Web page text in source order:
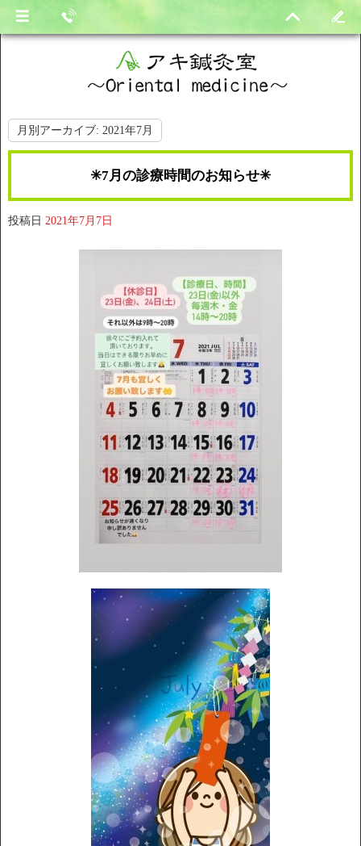
月別アーカイブ: 2021年7月
✳︎7月の診療時間のお知らせ✳︎
投稿日 2021年7月7日